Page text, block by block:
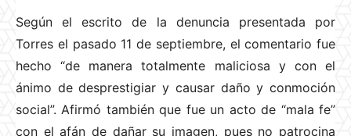
Según el escrito de la denuncia presentada por
Torres el pasado 11 de septiembre, el comentario fue
hecho “de manera totalmente maliciosa y con el
ánimo de desprestigiar y causar daño y conmoción
social”. Afirmó también que fue un acto de “mala fe”
con el afán de dañar su imagen, pues no patrocina